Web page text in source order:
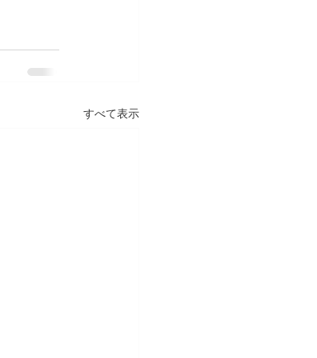
すべて表示